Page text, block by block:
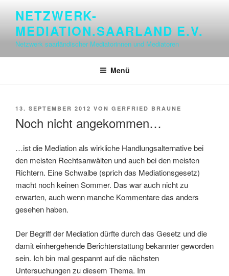
springen
NETZWERK-
MEDIATION.SAARLAND E.V.
Netzwerk saarländischer Mediatorinnen und Mediatoren
Menü
VERÖFFENTLICHT
13. SEPTEMBER 2012 VON GERFRIED BRAUNE
Noch nicht angekommen…
…ist die Mediation als wirkliche Handlungsalternative bei
den meisten Rechtsanwälten und auch bei den meisten
Richtern. Eine Schwalbe (sprich das Mediationsgesetz)
macht noch keinen Sommer. Das war auch nicht zu
erwarten, auch wenn manche Kommentare das anders
gesehen haben.
Der Begriff der Mediation dürfte durch das Gesetz und die
damit einhergehende Berichterstattung bekannter geworden
sein. Ich bin mal gespannt auf die nächsten
Untersuchungen zu diesem Thema. Im